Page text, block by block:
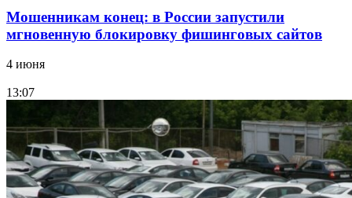
Мошенникам конец: в России запустили
мгновенную блокировку фишинговых сайтов
4 июня
13:07